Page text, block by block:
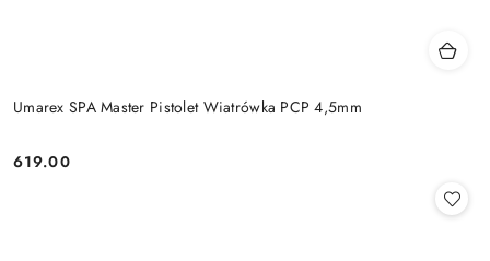
Umarex SPA Master Pistolet Wiatrówka PCP 4,5mm
Cena:
619.00